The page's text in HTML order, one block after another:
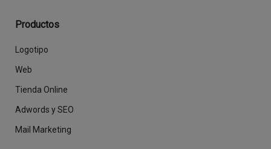
Productos
Logotipo
Web
Tienda Online
Adwords y SEO
Mail Marketing